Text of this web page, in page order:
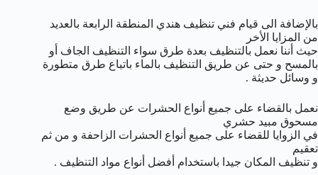
بالإضافة الى قيام فني تنظيف هندي المنطقة الرابعة بالعديد
من المزايا الأخر
حيث أننا نعمل بالتنظيف بعدة طرق سواء التنظيف الجاف أو
بالمسح و حتى عن طريق التنظيف بالماء باتباع طرق متطورة
و وسائل حديثة .
نعمل بالقضاء على جميع أنواع الحشرات عن طريق وضع
مسحوق مبيد حشري
في الزوايا للقضاء على جميع أنواع الحشرات الزاحفة و من ثم
تعقيم
و تنظيف المكان جيدا باستخدام أفضل أنواع مواد التنظيف .